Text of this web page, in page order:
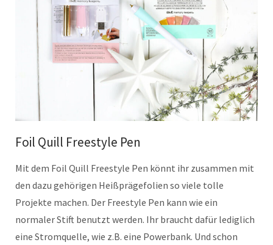
Foil Quill Freestyle Pen
Mit dem Foil Quill Freestyle Pen könnt ihr zusammen mit
den dazu gehörigen Heißprägefolien so viele tolle
Projekte machen. Der Freestyle Pen kann wie ein
normaler Stift benutzt werden. Ihr braucht dafür lediglich
eine Stromquelle, wie z.B. eine Powerbank. Und schon